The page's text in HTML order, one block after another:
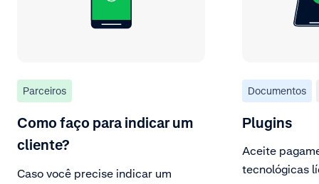
Parceiros
Como faço para indicar um
cliente?
Caso você precise indicar um
Documentos
Plugins
Aceite
tecnológicas